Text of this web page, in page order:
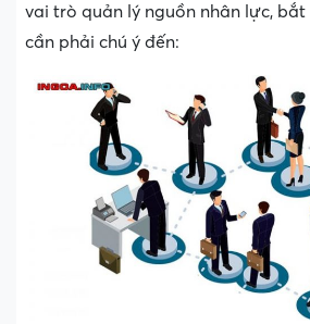
vai trò quản lý nguồn nhân lực,
cần phải chú ý đến: